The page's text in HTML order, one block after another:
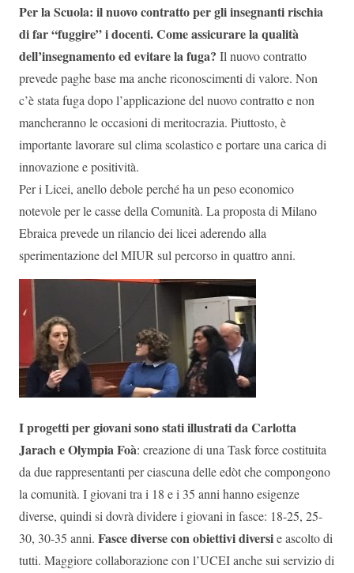
Per la Scuola: il nuovo contratto per gli insegnanti rischia
di far “fuggire” i docenti. Come assicurare la qualità
dell’insegnamento ed evitare la fuga? Il nuovo contratto
prevede paghe base ma anche riconoscimenti di valore. Non
c’è stata fuga dopo l’applicazione del nuovo contratto e non
mancheranno le occasioni di meritocrazia. Piuttosto, è
importante lavorare sul clima scolastico e portare una carica di
innovazione e positività.
Per i Licei, anello debole perché ha un peso economico
notevole per le casse della Comunità. La proposta di Milano
Ebraica prevede un rilancio dei licei aderendo alla
sperimentazione del MIUR sul percorso in quattro anni.
I progetti per giovani sono stati illustrati da Carlotta
Jarach e Olympia Foà: creazione di una Task force costituita
da due rappresentanti per ciascuna delle edòt che compongono
la comunità. I giovani tra i 18 e i 35 anni hanno esigenze
diverse, quindi si dovrà dividere i giovani in fasce: 18-25, 25-
30, 30-35 anni. Fasce diverse con obiettivi diversie ascolto di
tutti. Maggiore collaborazione con l’UCEI anche sui servizio di